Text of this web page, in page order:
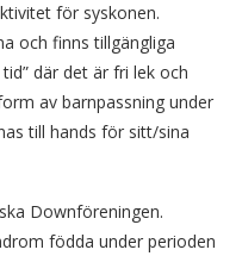
för syskonen.
och finns tillgängliga
där det är fri lek och
av barnpassning under
till hands för sitt/sina
Downföreningen.
födda under perioden